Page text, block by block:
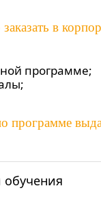
в
программе;
программе